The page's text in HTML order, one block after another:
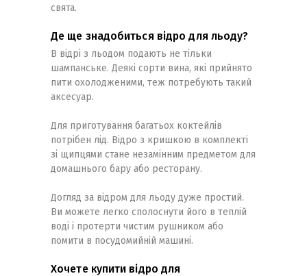
свята.
Де ще знадобиться відро для льоду?
В відрі з льодом подають не тільки
шампанське. Деякі сорти вина, які прийнято
пити охолодженими, теж потребують такий
аксесуар.
Для приготування багатьох коктейлів
потрібен лід. Відро з кришкою в комплекті
зі щипцями стане незамінним предметом для
домашнього бару або ресторану.
Догляд за відром для льоду дуже простий.
Ви можете легко сполоснути його в теплій
воді і протерти чистим рушником або
помити в посудомийній машині.
Хочете купити відро для